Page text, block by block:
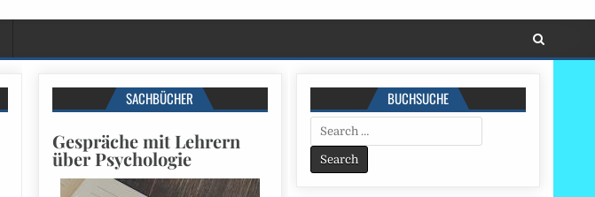
SACHBÜCHER
Gespräche mit Lehrern
über Psychologie
BUCHSUCHE
Search
for: